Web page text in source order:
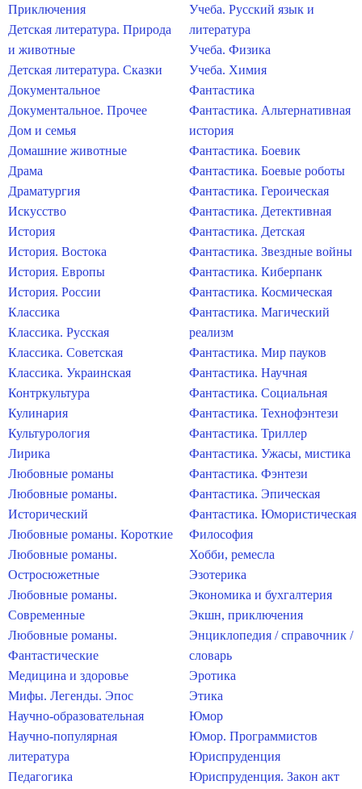
Приключения
Детская литература. Природа
и животные
Детская литература. Сказки
Документальное
Документальное. Прочее
Дом и семья
Домашние животные
Драма
Драматургия
Искусство
История
История. Востока
История. Европы
История. России
Классика
Классика. Русская
Классика. Советская
Классика. Украинская
Контркультура
Кулинария
Культурология
Лирика
Любовные романы
Любовные романы.
Исторический
Любовные романы. Короткие
Любовные романы.
Остросюжетные
Любовные романы.
Современные
Любовные романы.
Фантастические
Медицина и здоровье
Мифы. Легенды. Эпос
Научно-образовательная
Научно-популярная
литература
Педагогика
Учеба. Русский язык и
литература
Учеба. Физика
Учеба. Химия
Фантастика
Фантастика. Альтернативная
история
Фантастика. Боевик
Фантастика. Боевые роботы
Фантастика. Героическая
Фантастика. Детективная
Фантастика. Детская
Фантастика. Звездные войны
Фантастика. Киберпанк
Фантастика. Космическая
Фантастика. Магический
реализм
Фантастика. Мир пауков
Фантастика. Научная
Фантастика. Социальная
Фантастика. Технофэнтези
Фантастика. Триллер
Фантастика. Ужасы, мистика
Фантастика. Фэнтези
Фантастика. Эпическая
Фантастика. Юмористическая
Философия
Хобби, ремесла
Эзотерика
Экономика и бухгалтерия
Экшн, приключения
Энциклопедия / справочник /
словарь
Эротика
Этика
Юмор
Юмор. Программистов
Юриспруденция
Юриспруденция. Закон акт